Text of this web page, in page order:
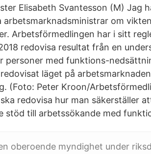
Elisabeth Svantesson (M) Jag
arbetsmarknadsministrar om
Arbetsförmedlingen har i sitt
redovisa resultat från en
personer med funktions-
läget på
(Foto: Peter Kroon/
redovisa hur man säkerställer
stöd till arbetssökande med
oberoende myndighet under